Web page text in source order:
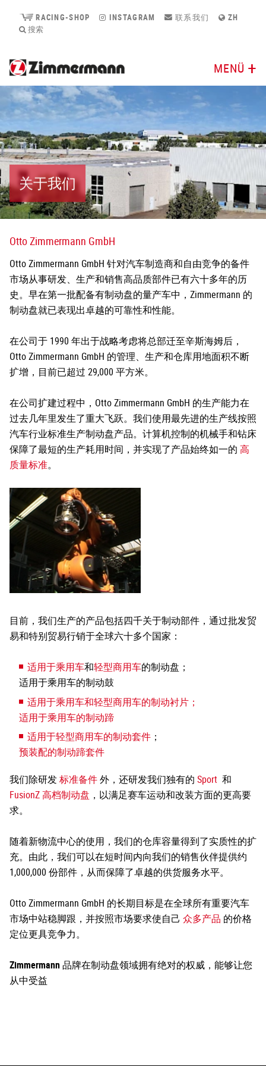
RACING-SHOP INSTAGRAM 联系我们
ZH
搜索
MENÜ
关于我们
Otto Zimmermann GmbH
Otto Zimmermann GmbH 针对汽车制造商和自由竞争的备件
市场从事研发、生产和销售高品质部件已有六十多年的历
史。早在第一批配备有制动盘的量产车中，Zimmermann 的
制动盘就已表现出卓越的可靠性和性能。
在公司于 1990 年出于战略考虑将总部迁至辛斯海姆后，
Otto Zimmermann GmbH 的管理、生产和仓库用地面积不断
扩增，目前已超过 29,000 平方米。
在公司扩建过程中，Otto Zimmermann GmbH 的生产能力在
过去几年里发生了重大飞跃。我们使用最先进的生产线按照
汽车行业标准生产制动盘产品。计算机控制的机械手和钻床
保障了最短的生产耗用时间，并实现了产品始终如一的 高
质量标准。
目前，我们生产的产品包括四千关于制动部件，通过批发贸
易和特别贸易行销于全球六十多个国家：
适用于乘用车和轻型商用车的制动盘；
适用于乘用车的制动鼓
适用于乘用车和轻型商用车的制动衬片；
适用于乘用车的制动蹄
适用于轻型商用车的制动套件 ；
预装配的制动蹄套件
我们除研发标准备件外，还研发我们独有的 Sport 和
FusionZ 高档制动盘 ，以满足赛车运动和改装方面的更高要
求。
随着新物流中心的使用，我们的仓库容量得到了实质性的扩
充。由此，我们可以在短时间内向我们的销售伙伴提供约
1,000,000 份部件，从而保障了卓越的供货服务水平。
Otto Zimmermann GmbH 的长期目标是在全球所有重要汽车
市场中站稳脚跟，并按照市场要求使自己 众多产品 的价格
定位更具竞争力。
Zimmermann 品牌在制动盘领域拥有绝对的权威，能够让您
从中受益